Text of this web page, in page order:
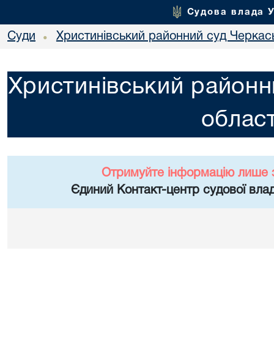
Судова влада
Суди • Христинівський районний суд
Христинівський
Отримуйте інформацію лише
Єдиний Контакт-центр судової